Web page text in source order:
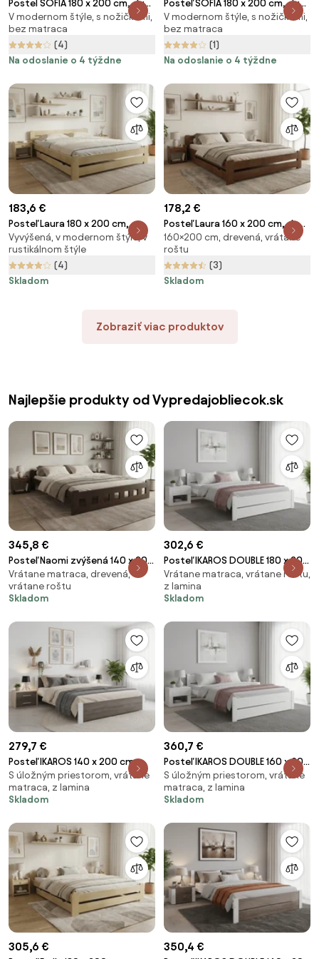
Postel SOFIA 180 x 200 cm, dub
sonoma Rošt: S lamelovým
roštom, Matrac: Bez matraca
V modernom štýle, s nožičkami,
bez matraca
(4)
Na odoslanie o 4 týždne
Posteľ SOFIA 180 x 200 cm, dub
hľuzovka Rošt: S lamelovým
roštom, Matrac: Bez matraca
V modernom štýle, s nožičkami,
bez matraca
(1)
Na odoslanie o 4 týždne
183,6 €
Posteľ Laura 180 x 200 cm,
borovica Rošt: S latkovým
roštom, Matrac: Bez matraca
Vyvýšená, v modernom štýle, v
rustikálnom štýle
(4)
Skladom
178,2 €
Posteľ Laura 160 x 200 cm, dub
Rošt: S lamelovým roštom,
Matrac: Bez matraca
160×200 cm, drevená, vrátane
roštu
(3)
Skladom
Zobraziť viac produktov
Najlepšie produkty od Vypredajobliecok.sk
345,8 €
Posteľ Naomi zvýšená 140 x 200
cm, orech Rošt: S lamelovým
roštom, Matrac: Matrac
SOMMERA 18 cm
Vrátane matraca, drevená,
vrátane roštu
Skladom
302,6 €
Posteľ IKAROS DOUBLE 180 x 200
cm, biela Rošt: S lamelovým
roštom, Matrac: Matrac DELUXE
10 cm
Vrátane matraca, vrátane roštu,
z lamina
Skladom
279,7 €
Posteľ IKAROS 140 x 200 cm,
biela/dub hľuzovka Rošt: Bez
roštu, Matrac: Matrac
SOMMERA 18 cm
S úložným priestorom, vrátane
matraca, z lamina
Skladom
360,7 €
Posteľ IKAROS DOUBLE 160 x 200
cm, biela Rošt: Bez roštu,
Matrac: Matrac COCO MAXI 20
cm
S úložným priestorom, vrátane
matraca, z lamina
Skladom
305,6 € 350,4 €